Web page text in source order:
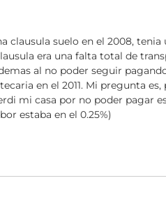
clausula suelo en el 2008,
era una falta total de
al no poder seguir
en el 2011. Mi pregunta es,
mi casa por no poder pagar
estaba en el 0.25%)